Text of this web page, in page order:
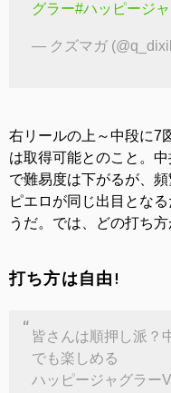
グラー#ハッピージ
— クズマガ
右リールの上～中段に7
は取得可能とのこと。
で難易度は下がるが、
ピエロが同じ出目とな
うだ。では、どの打ち
打ち方は自由!
皆さんは順押し派？
でも楽しめる
ハッピージャグラー